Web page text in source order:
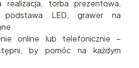
realizacja, torba prezentowa,
podstawa LED, grawer na
online lub telefonicznie –
by pomóc na każdym